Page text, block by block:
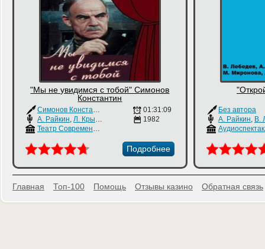
"Мы не увидимся с тобой" Симонов
Константин
Симонов Константин
А. Райкин, Л. Крылова
М. Глузский
Театр Современник
01:31:09
1982
Подробнее
Без автора
А. Райкин, В.
Главная Топ-100 Помощь Отзывы казино Обратная связь